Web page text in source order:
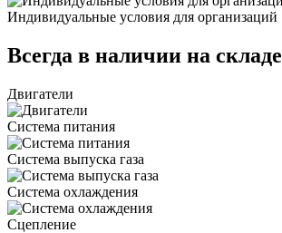
Индивидуальные условия для организаций
Всегда в наличии на складе
Двигатели
Система питания
Система выпуска газа
Система охлаждения
Сцепление